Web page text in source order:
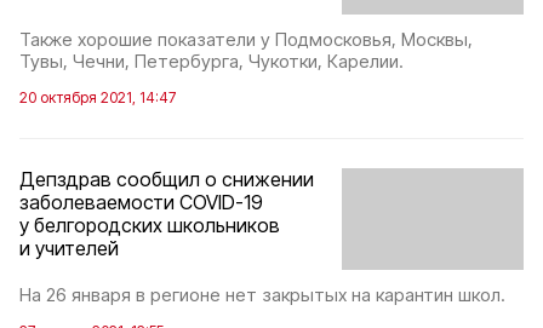
Также хорошие показатели у Подмосковья, Москвы,
Тувы, Чечни, Петербурга, Чукотки, Карелии.
20 октября 2021, 14:47
Депздрав сообщил о снижении
заболеваемости COVID-19
у белгородских школьников
и учителей
На 26 января в регионе нет закрытых на карантин школ.